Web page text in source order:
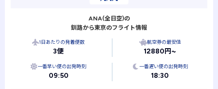
ANA(全日空)の
釧路から東京のフライト情報
1日あたりの発着便数
3便
航空券の最安値
12880円~
一番早い便の出発時刻
09:50
一番遅い便の出発時刻
18:30